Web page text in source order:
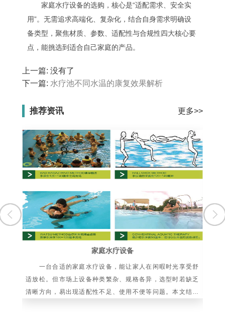
家庭水疗设备的选购，核心是“适配需求、安全实
用”。无需追求高端化、复杂化，结合自身需求明确设
备类型，聚焦材质、参数、适配性与合规性四大核心要
点，能挑选到适合自己家庭的产品。
上一篇: 没有了
下一篇: 水疗池不同水温的康复效果解析
推荐资讯 更多>>
家庭水疗设备
一台合适的家庭水疗设备，能让家人在闲暇时光享受舒
适放松。但市场上设备种类繁杂、规格各异，选型时若缺乏
清晰方向，易出现适配性不足、使用不便等问题。本文结合